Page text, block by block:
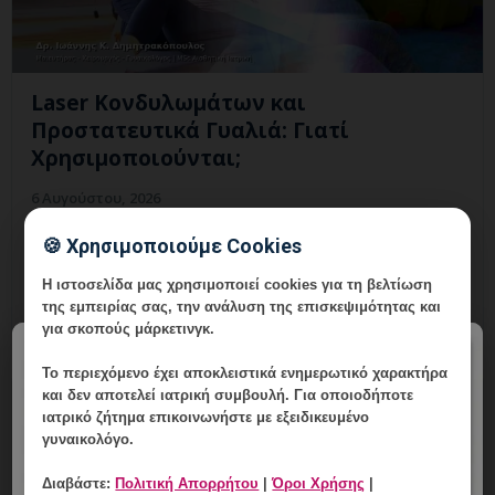
Laser Κονδυλωμάτων και
Προστατευτικά Γυαλιά: Γιατί
Χρησιμοποιούνται;
6 Αυγούστου, 2026
Laser Κονδυλωμάτων και Προστατευτικά Γυαλιά:
εξατομικευμένη γυναικολογική αξιολόγηση, σαφές
πλάνο παρακολούθησης και ραντεβού στη Vital
WomanHood Clinic Γ
🍪 Χρησιμοποιούμε Cookies
Η ιστοσελίδα μας χρησιμοποιεί cookies για τη βελτίωση
της εμπειρίας σας, την ανάλυση της επισκεψιμότητας και
για σκοπούς μάρκετινγκ.
Το περιεχόμενο έχειαποκλειστικά ενημερωτικό χαρακτήρα
και δεν αποτελεί ιατρική συμβουλή. Για οποιοδήποτε
ιατρικό ζήτημα επικοινωνήστε με εξειδικευμένο
γυναικολόγο.
Διαβάστε:Πολιτική Απορρήτου |Όροι Χρήσης |